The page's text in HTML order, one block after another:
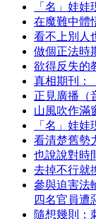
「名」娃娃
在魔難中體
看不上別人
做個正法時
欲得反失的
真相期刊：
正見廣播（
山風吹作滿
「名」娃娃
看清楚舊勢
也說說對時
去掉不行就
參與迫害法
四名官員遭
隨想幾則：